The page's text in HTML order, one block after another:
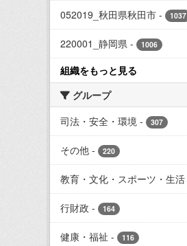
052019_秋田県秋田市 - 1037
220001_静岡県 - 1006
組織をもっと見る
グループ
司法・安全・環境 - 307
その他 - 220
教育・文化・スポーツ・生活
行財政 - 164
健康・福祉 - 116